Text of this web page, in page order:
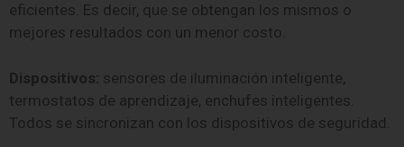
eficientes. Es decir, que se obtengan los mismos o
mejores resultados con un menor costo.
Dispositivos: sensores de iluminación inteligente,
termostatos de aprendizaje, enchufes inteligentes.
Todos se sincronizan con los dispositivos de seguridad.